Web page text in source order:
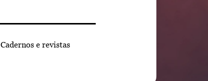
Cadernos e revistas